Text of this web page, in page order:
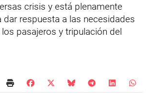
crisis y está plenamente
dar respuesta a las necesidades
pasajeros y tripulación del